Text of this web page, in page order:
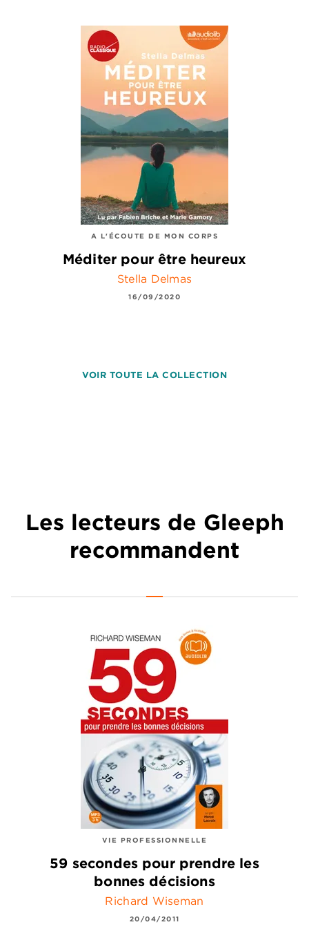
A L'ÉCOUTE DE MON CORPS
Méditer pour être heureux
Stella Delmas
16/09/2020
VOIR TOUTE LA COLLECTION
Les lecteurs de Gleeph
recommandent
VIE PROFESSIONNELLE
59 secondes pour prendre les
bonnes décisions
Richard Wiseman
20/04/2011